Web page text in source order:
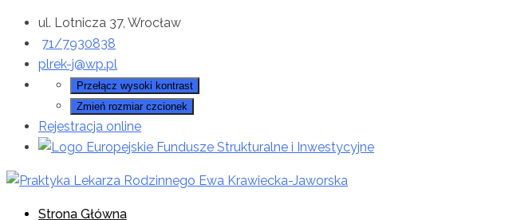
Przejdź
treści
ul. Lotnicza 37, Wrocław
71/7930838
plrek-j@wp.pl
Przełącz wysoki kontrast
Zmień rozmiar czcionek
Rejestracja online
Strona Główna